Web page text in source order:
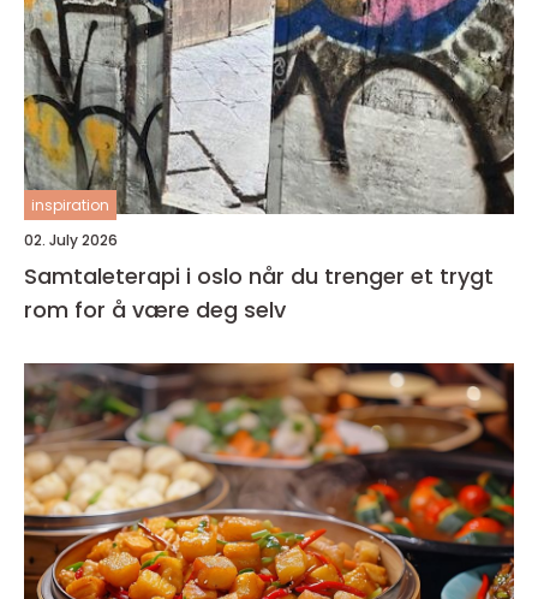
inspiration
02. July 2026
Samtaleterapi i oslo når du trenger et trygt
rom for å være deg selv